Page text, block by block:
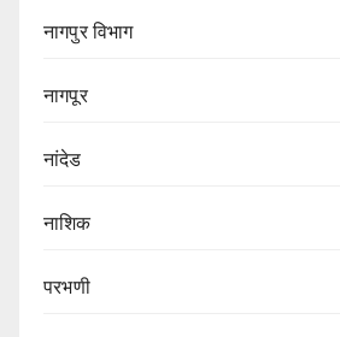
नागपुर‌ विभाग‌
नागपूर
नांदेड
नाशिक
परभणी